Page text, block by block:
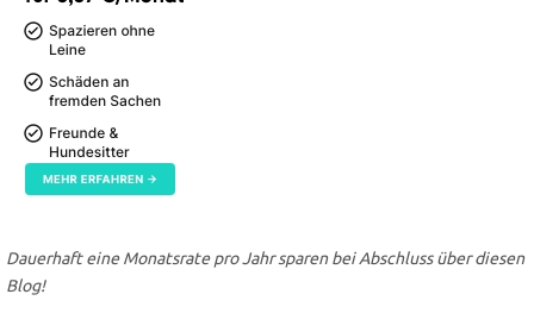
Dauerhaft eine Monatsrate pro Jahr sparen bei Abschluss über diesen
Blog!